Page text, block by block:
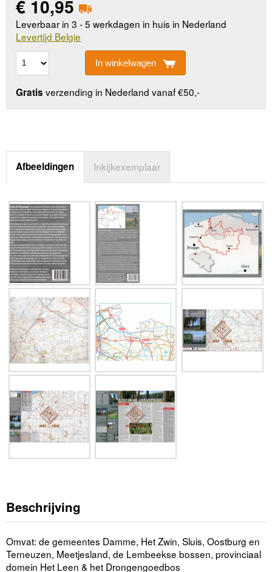
€ 10,95
Leverbaar in 3 - 5 werkdagen in huis in Nederland
Levertijd Belgie
In winkelwagen
Gratis verzending in Nederland vanaf €50,-
Afbeeldingen Inkijkexemplaar
Beschrijving
Omvat: de gemeentes Damme, Het Zwin, Sluis, Oostburg en
Terneuzen, Meetjesland, de Lembeekse bossen, provinciaal
domein Het Leen & het Drongengoedbos